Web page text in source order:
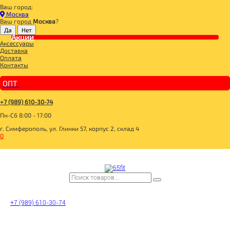
Ваш город:
Москва
Ваш город Москва?
Акции
Аксессуары
Доставка
Оплата
Контакты
ОПТ
+7 (989) 610-30-74
Пн-Сб 8:00 - 17:00
г. Симферополь, ул. Глинки 57, корпус 2, склад 4
0
+7 (989) 610-30-74
Главная
СПОРТИВНОЕ ПИТАНИЕ
ПРОТЕИН
100% Whey Protein Ultrafiltration Honeydew Melon 1000g, Maxler